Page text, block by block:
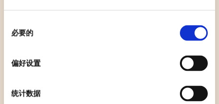
必要的
偏好设置
统计数据
件
无障碍通道
+